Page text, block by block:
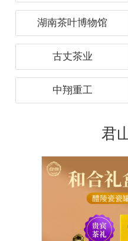
湖南茶叶博物馆
古丈茶业
中翔重工
君